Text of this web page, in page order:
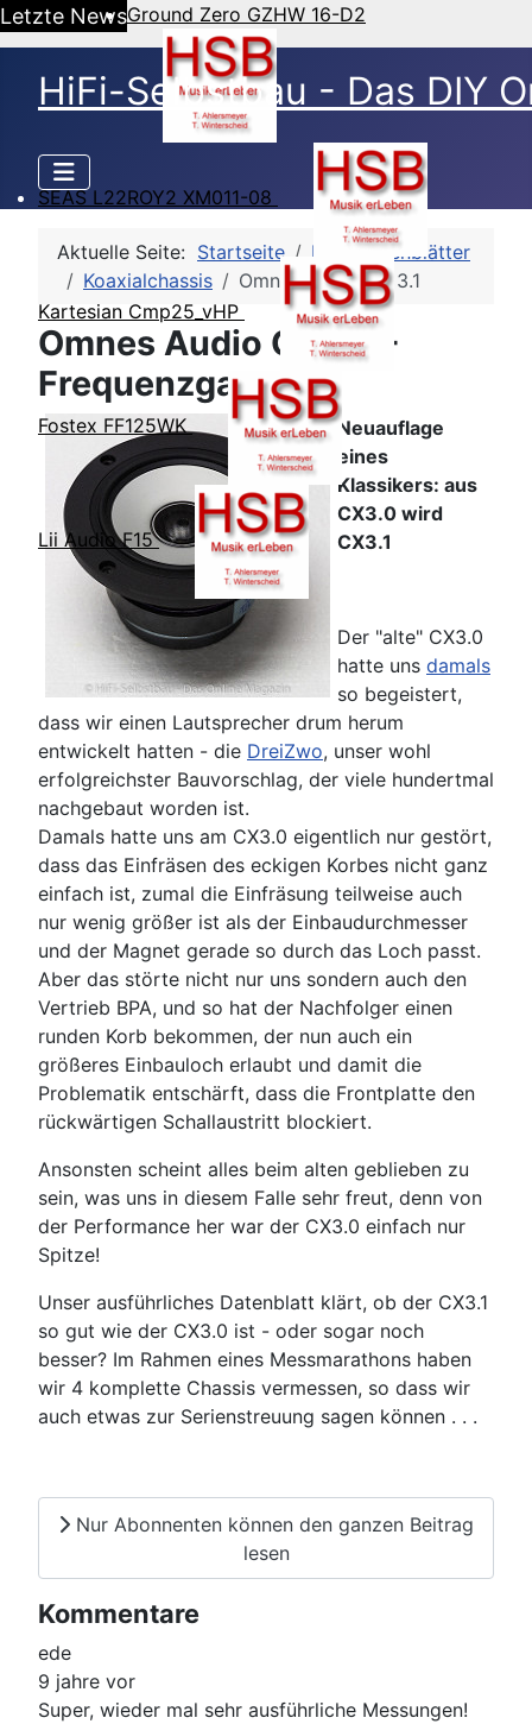
Letzte NewsGround Zero GZHW 16-D2
SEAS L22ROY2 XM011-08
Kartesian Cmp25_vHP
Fostex FF125WK
Lii Audio F15
HiFi-Selbstbau - Das DIY
Aktuelle Seite: Startseite
HSB-Datenblätter
Koaxialchassis
Omnes Audio CX 3.1
Omnes Audio CX 3.1 -
Frequenzgang
Neuauflage
eines
Klassikers: aus
CX3.0 wird
CX3.1
Der "alte" CX3.0
hatte uns damals
so begeistert,
dass wir einen Lautsprecher drum herum
entwickelt hatten - die DreiZwo, unser wohl
erfolgreichster Bauvorschlag, der viele hundertmal
nachgebaut worden ist.
Damals hatte uns am CX3.0 eigentlich nur gestört,
dass das Einfräsen des eckigen Korbes nicht ganz
einfach ist, zumal die Einfräsung teilweise auch
nur wenig größer ist als der Einbaudurchmesser
und der Magnet gerade so durch das Loch passt.
Aber das störte nicht nur uns sondern auch den
Vertrieb BPA, und so hat der Nachfolger einen
runden Korb bekommen, der nun auch ein
größeres Einbauloch erlaubt und damit die
Problematik entschärft, dass die Frontplatte den
rückwärtigen Schallaustritt blockiert.
Ansonsten scheint alles beim alten geblieben zu
sein, was uns in diesem Falle sehr freut, denn von
der Performance her war der CX3.0 einfach nur
Spitze!
Unser ausführliches Datenblatt klärt, ob der CX3.1
so gut wie der CX3.0 ist - oder sogar noch
besser? Im Rahmen eines Messmarathons haben
wir 4 komplette Chassis vermessen, so dass wir
auch etwas zur Serienstreuung sagen können . . .
Nur Abonnenten können den ganzen Beitrag
lesen
Kommentare
ede
9 jahre vor
Super, wieder mal sehr ausführliche Messungen!